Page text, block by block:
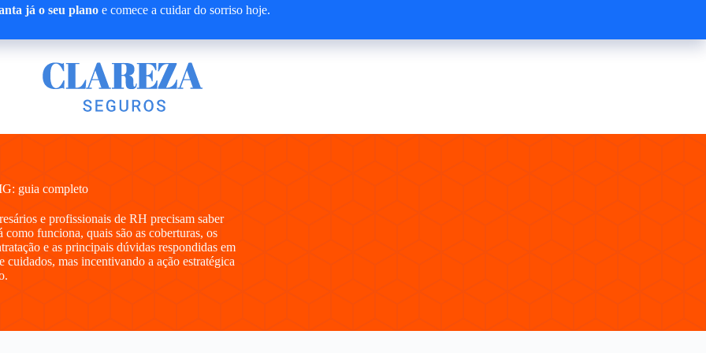
já o seu planoe comece a cuidar do sorriso hoje.
guia completo
e profissionais de RH precisam saber
funciona, quais são as coberturas, os
e as principais dúvidas respondidas em
mas incentivando a ação estratégica